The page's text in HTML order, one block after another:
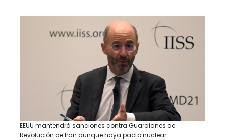
EEUU mantendrá sanciones contra Guardianes de
Revolución de Irán aunque haya pacto nuclear